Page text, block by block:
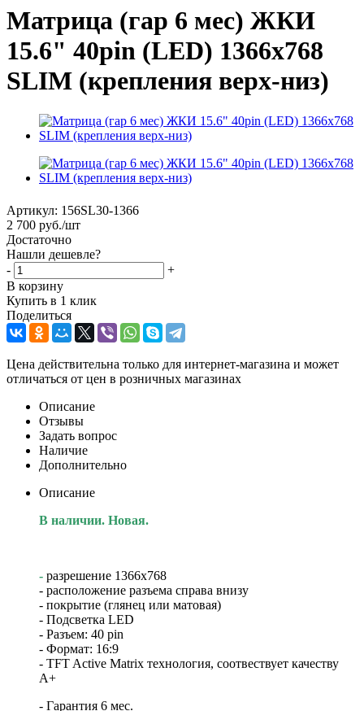
Матрица (гар 6 мес) ЖКИ
15.6" 40pin (LED) 1366x768
SLIM (крепления верх-низ)
Артикул: 156SL30-1366
2 700 руб./шт
Достаточно
Нашли дешевле?
-
+
В корзину
Купить в 1 клик
Поделиться
Цена действительна только для интернет-магазина и может
отличаться от цен в розничных магазинах
Описание
Отзывы
Задать вопрос
Наличие
Дополнительно
Описание
В наличии. Новая.
- разрешение 1366х768
- расположение разъема справа внизу
- покрытие (глянец или матовая)
- Подсветка LED
- Разъем: 40 pin
- Формат: 16:9
- TFT Active Matrix технология, соотвествует качеству
А+
- Гарантия 6 мес.